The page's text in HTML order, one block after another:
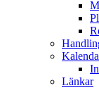
Länkar